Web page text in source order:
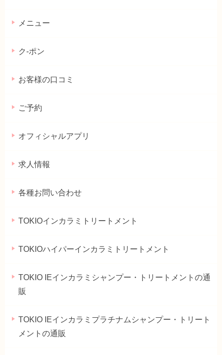
メニュー
ク-ポン
お客様の口コミ
ご予約
オフィシャルアプリ
求人情報
各種お問い合わせ
TOKIOインカラミトリートメント
TOKIOハイパーインカラミトリートメント
TOKIO IEインカラミシャンプー・トリートメントの通
販
TOKIO IEインカラミプラチナムシャンプー・トリート
メントの通販